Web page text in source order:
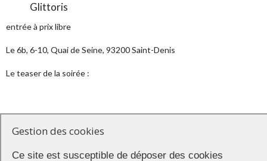
Glittoris
entrée à prix libre
Le 6b, 6-10, Quai de Seine, 93200 Saint-Denis
Le teaser de la soirée :
Gestion des cookies
Ce site est susceptible de déposer des cookies